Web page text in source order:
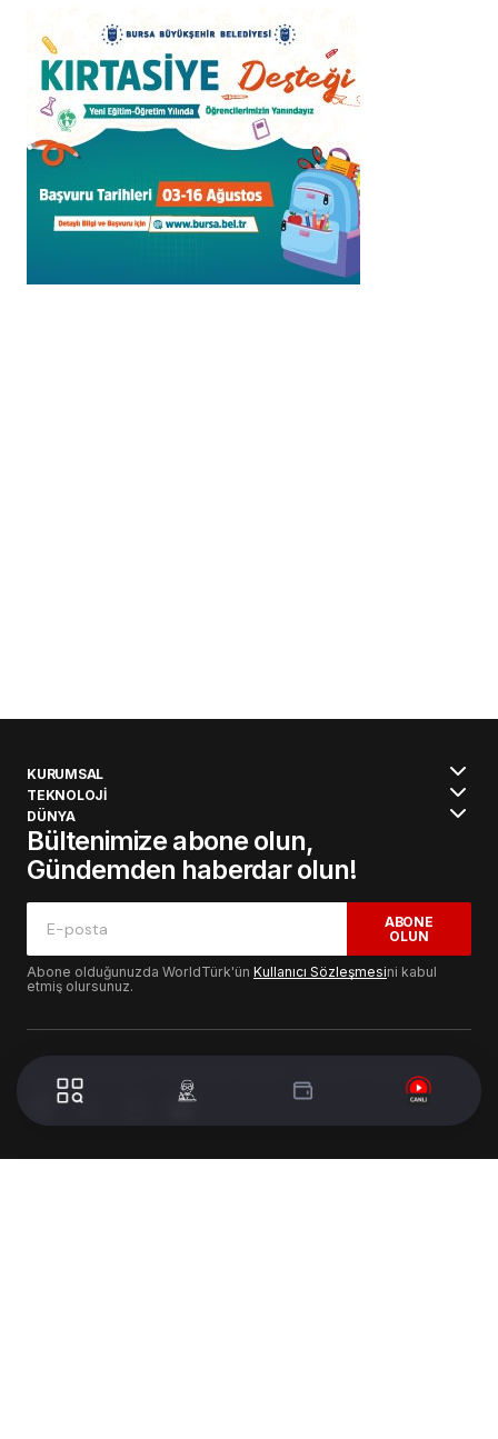
KURUMSAL
TEKNOLOJİ
DÜNYA
Bültenimize abone olun,
Gündemden haberdar olun!
ABONE
OLUN
Abone olduğunuzda WorldTürk'ün Kullanıcı Sözleşmesini kabul
etmiş olursunuz.
© 2024 WorldTurk. Tüm Hakları Saklıdır. - Tasarım & Geliştirme :
Volion's